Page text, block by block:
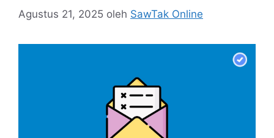
Agustus 21, 2025 oleh SawTak Online